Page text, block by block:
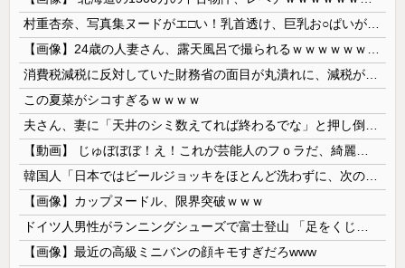
この夏菜がシコすぎるｗｗｗｗ
【画像】カップヌードル、限界突破ｗｗｗ
【画像】最近の高級ミニバンの顔キモすぎだろwww